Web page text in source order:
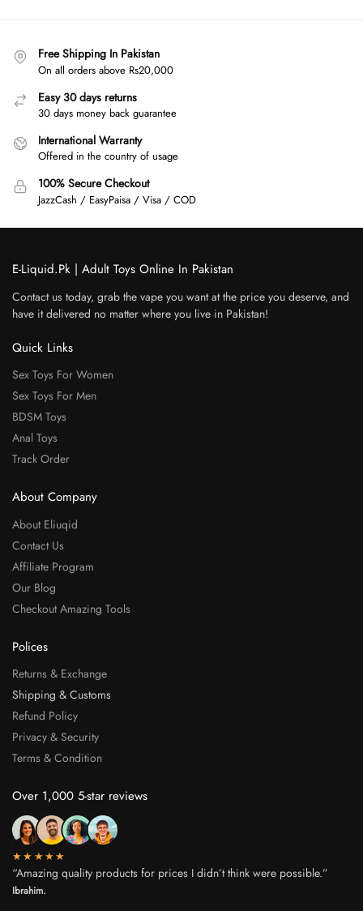
Free Shipping In Pakistan
On all orders above Rs20,000
Easy 30 days returns
30 days money back guarantee
International Warranty
Offered in the country of usage
100% Secure Checkout
JazzCash / EasyPaisa / Visa / COD
E-Liquid.Pk | Adult Toys Online In Pakistan
Contact us today, grab the vape you want at the price you deserve, and
have it delivered no matter where you live in Pakistan!
Quick Links
Sex Toys For Women
Sex Toys For Men
BDSM Toys
Anal Toys
Track Order
About Company
About Eliuqid
Contact Us
Affiliate Program
Our Blog
Checkout Amazing Tools
Polices
Returns & Exchange
Shipping & Customs
Refund Policy
Privacy & Security
Terms & Condition
Over 1,000 5-star reviews
★★★★★
“Amazing quality products for prices I didn’t think were possible.”
Ibrahim.